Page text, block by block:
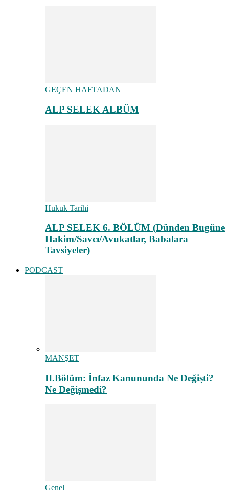
GEÇEN HAFTADAN
ALP SELEK ALBÜM
Hukuk Tarihi
ALP SELEK 6. BÖLÜM (Dünden Bugüne
Hakim/Savcı/Avukatlar, Babalara
Tavsiyeler)
PODCAST
MANŞET
II.Bölüm: İnfaz Kanununda Ne Değişti?
Ne Değişmedi?
Genel